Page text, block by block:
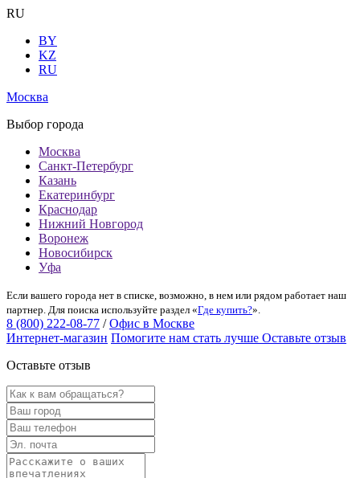
RU
BY
KZ
RU
Москва
Выбор города
Москва
Санкт-Петербург
Казань
Екатеринбург
Краснодар
Нижний Новгород
Воронеж
Новосибирск
Уфа
Если вашего города нет в списке, возможно, в нем или рядом работает наш
партнер. Для поиска используйте раздел «Где купить?».
8 (800) 222-08-77 / Офис в Москве
Интернет-магазин Помогите нам стать лучше Оставьте отзыв
Оставьте отзыв